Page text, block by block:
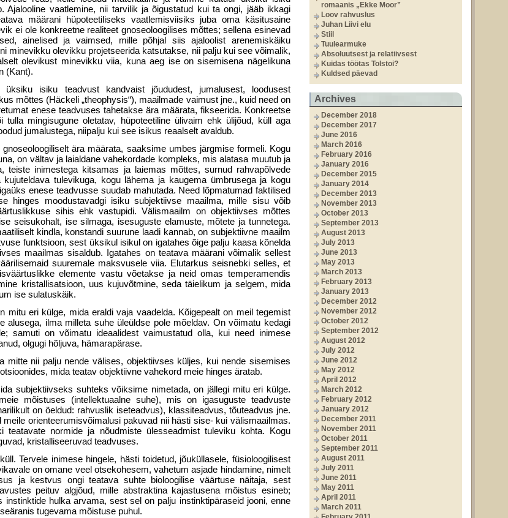
romaanis „Ekke Moor”
Loov rahvuslus
Juhan Liivi elu
Stiil
Tuulearmuke
Absoluutsest ja relatiivsest
Kuidas töötas Tolstoi?
Kuldsed päevad
Archives
December 2018
December 2017
June 2016
March 2016
February 2016
January 2016
December 2015
January 2014
December 2013
November 2013
October 2013
September 2013
August 2013
July 2013
June 2013
May 2013
March 2013
February 2013
January 2013
December 2012
November 2012
October 2012
September 2012
August 2012
July 2012
June 2012
May 2012
April 2012
March 2012
February 2012
January 2012
December 2011
November 2011
October 2011
September 2011
August 2011
July 2011
June 2011
May 2011
April 2011
March 2011
Ajalooline vaatlemine, nii tarvilik ja õigustatud kui ta ongi, jääb ikkagi
määrani hüpoteeti­liseks vaatlemisviisiks juba oma käsitusaine
ei ole konkreetne realiteet gnoseo­loogilises mõttes; sellena esinevad
ainelised ja vaimsed, mille põhjal siis aja­loolist arenemiskäiku
minevikku olevikku projetseerida katsutakse, nii palju kui see võimalik,
olevikust minevikku viia, kuna aeg ise on sisemisena nägelikuna
(Kant).
isiku teadvust kandvaist jõududest, jumalusest, loodusest
mõttes (Häckeli „theophysis“), maailmade vaimust jne., kuid need on
enese teadvuses tahetakse ära määrata, fikseerida. Konkreetse
mingisugune oletatav, hüpoteetiline ülivaim ehk ülijõud, küll aga
jumalustega, niipalju kui see isikus reaalselt avaldub.
ära määrata, saaksime umbes järgmise formeli. Kogu
on vältav ja laialdane vahe­kordade kompleks, mis alatasa muutub ja
teiste inimestega kitsamas ja laiemas mõttes, surnud rahvapõlvede
kujuteldava tulevikuga, kogu lähema ja kaugema ümbrusega ja kogu
enese teadvusse suudab mahutada. Need lõpmatumad faktilised
hinges moodustavadgi isiku subjektiivse maailma, mille sisu võib
sihis ehk vastupidi. Välismaailm on objektiivses mõttes
seisukohalt, ise silmaga, isesuguste elamuste, mõtete ja tunnetega.
kindla, konstandi suurune laadi kannab, on subjektiivne maailm
funktsioon, sest üksikul isikul on igatahes õige palju kaasa kõnelda
maailmas sisaldub. Igatahes on teatava määrani võimalik sellest
suuremale maksvusele viia. Elutarkus seisnebki selles, et
elemente vastu võetakse ja neid omas temperamendis
kristallisatsioon, uus kujuvõtmine, seda täielikum ja selgem, mida
ise sulatuskäik.
mitu eri külge, mida eraldi vaja vaadelda. Kõigepealt on meil tegemist
alusega, ilma milleta suhe üleüldse pole mõeldav. On võimatu kedagi
samuti on võimatu ideaalidest vaimustatud olla, kui need inimese
olgugi hõljuva, hämarapärase.
mitte nii palju nende välises, objektiivses küljes, kui nende sisemises
mida teatav objek­tiivne vahekord meie hinges äratab.
subjektiivseks suhteks võiksime nimetada, on jällegi mitu eri külge.
mõistuses (intellektuaalne suhe), mis on igasuguste teadvuste
on öeldud: rahvuslik iseteadvus), klassiteadvus, tõuteadvus jne.
orienteerumisvõimalusi pakuvad nii hästi sise- kui välismaailmas.
teatavate normide ja nõudmiste ülesseadmist tuleviku kohta. Kogu
kristalli­seeruvad teadvuses.
Tervele inimese hingele, hästi toidetud, jõuküllasele, füsioloogilisest
on omane veel otsekohesem, vahetum asjade hindamine, nimelt
ja kestvus ongi teatava suhte bioloogilise väärtuse näitaja, sest
peituv algjõud, mille abstraktina kajastusena mõistus esineb;
hulka arvama, sest sel on palju instinktipäraseid jooni, enne
tugevama mõistuse puhul.